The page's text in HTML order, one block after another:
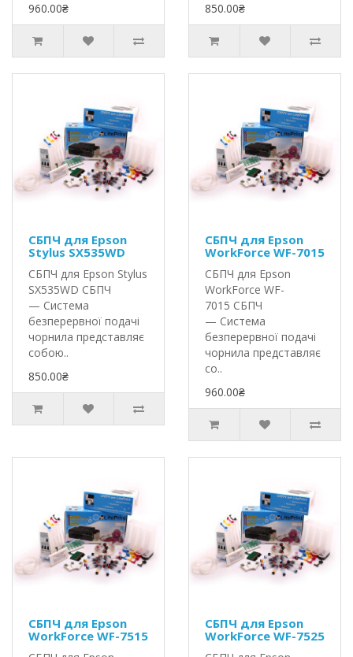
960.00₴
850.00₴
СБПЧ для Epson
Stylus SX535WD
СБПЧ для Epson Stylus
SX535WD СБПЧ
— Система
безперервної подачі
чорнила представляє
собою..
850.00₴
СБПЧ для Epson
WorkForce WF-7015
СБПЧ для Epson
WorkForce WF-
7015 СБПЧ
— Система
безперервної подачі
чорнила представляє
со..
960.00₴
СБПЧ для Epson
WorkForce WF-7515
СБПЧ для Epson
WorkForce WF-7525